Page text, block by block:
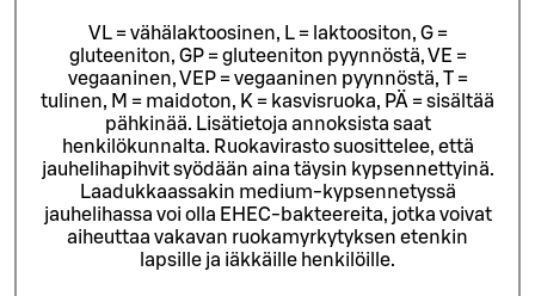
VL = vähälaktoosinen, L = laktoositon, G =
gluteeniton, GP = gluteeniton pyynnöstä, VE =
vegaaninen, VEP = vegaaninen pyynnöstä, T =
tulinen, M = maidoton, K = kasvisruoka, PÄ = sisältää
pähkinää. Lisätietoja annoksista saat
henkilökunnalta. Ruokavirasto suosittelee, että
jauhelihapihvit syödään aina täysin kypsennettyinä.
Laadukkaassakin medium-kypsennetyssä
jauhelihassa voi olla EHEC-bakteereita, jotka voivat
aiheuttaa vakavan ruokamyrkytyksen etenkin
lapsille ja iäkkäille henkilöille.